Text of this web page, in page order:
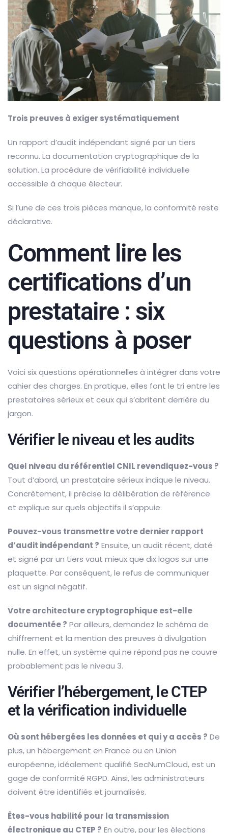
Trois preuves à exiger systématiquement
Un rapport d’audit indépendant signé par un tiers
reconnu. La documentation cryptographique de la
solution. La procédure de vérifiabilité individuelle
accessible à chaque électeur.
Si l’une de ces trois pièces manque, la conformité reste
déclarative.
Comment lire les
certifications d’un
prestataire : six
questions à poser
Voici six questions opérationnelles à intégrer dans votre
cahier des charges. En pratique, elles font le tri entre les
prestataires sérieux et ceux qui s’abritent derrière du
jargon.
Vérifier le niveau et les audits
Quel niveau du référentiel CNIL revendiquez-vous ?
Tout d’abord, un prestataire sérieux indique le niveau.
Concrètement, il précise la délibération de référence
et explique sur quels objectifs il s’appuie.
Pouvez-vous transmettre votre dernier rapport
d’audit indépendant ? Ensuite, un audit récent, daté
et signé par un tiers vaut mieux que dix logos sur une
plaquette. Par conséquent, le refus de communiquer
est un signal négatif.
Votre architecture cryptographique est-elle
documentée ? Par ailleurs, demandez le schéma de
chiffrement et la mention des preuves à divulgation
nulle. En effet, un système qui ne répond pas ne couvre
probablement pas le niveau 3.
Vérifier l’hébergement, le CTEP
et la vérification individuelle
Où sont hébergées les données et qui y a accès ? De
plus, un hébergement en France ou en Union
européenne, idéalement qualifié SecNumCloud, est un
gage de conformité RGPD. Ainsi, les administrateurs
doivent être identifiés et journalisés.
Êtes-vous habilité pour la transmission
électronique au CTEP ? En outre, pour les élections